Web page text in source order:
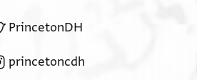
PrincetonDH
princetoncdh